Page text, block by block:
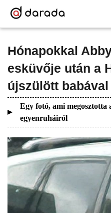
Hónapokkal
esküvője után a
újszülött
Egy fotó, ami
egyenruháiról